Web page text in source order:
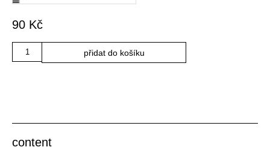
90 Kč
Množství
přidat do košíku
content